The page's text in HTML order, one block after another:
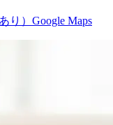
り） Google Maps